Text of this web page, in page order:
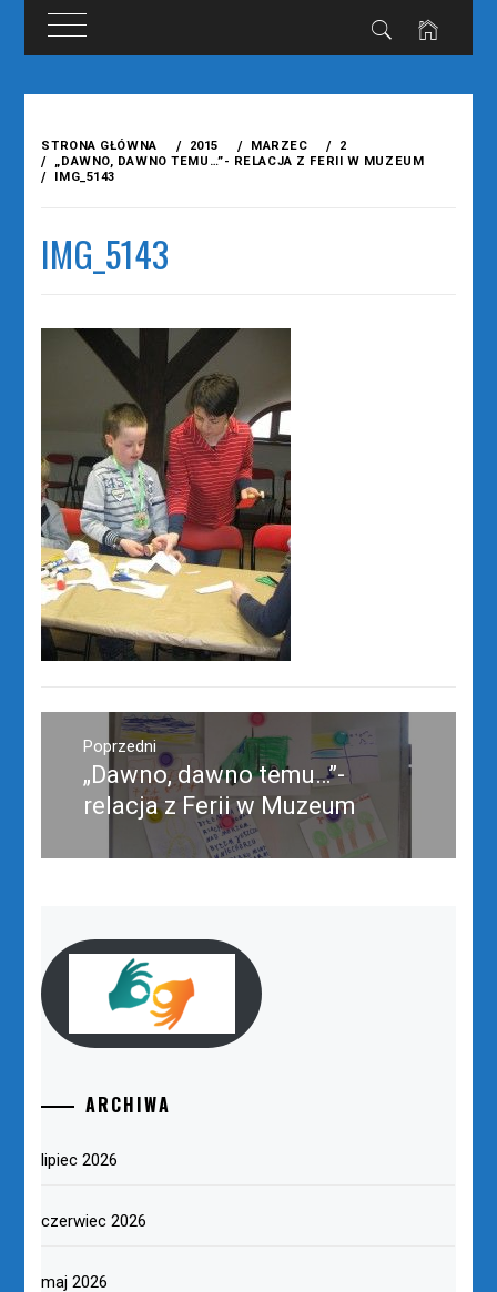
treści
STRONA GŁÓWNA 2015 MARZEC
2
„DAWNO, DAWNO TEMU…”- RELACJA Z FERII W MUZEUM
IMG_5143
IMG_5143
Nawigacja
wpisuPoprzedni
Poprzedni
wpis:
„Dawno, dawno temu…”-
relacja z Ferii w Muzeum
ARCHIWA
lipiec 2026
czerwiec 2026
maj 2026